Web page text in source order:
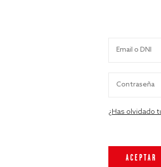
¿Has olvidado